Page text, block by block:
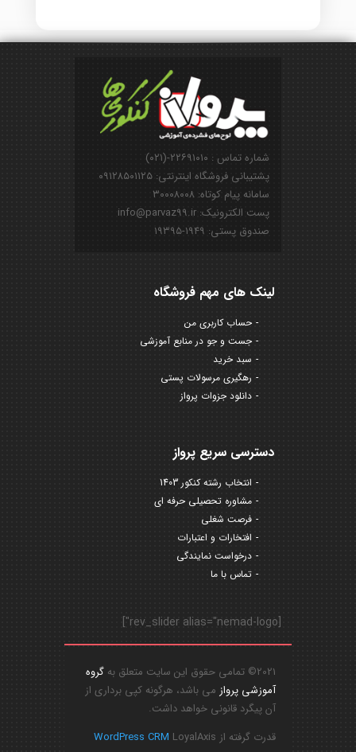
شماره تماس : ۲۲۶۹۱۰۱۰-(۰۲۱)
پشتیبانی فروشگاه اینترنتی: ۰۹۱۲۸۵۰۱۱۲۵
سامانه پیام کوتاه: ۳۰۰۰۸۰۰۸
پست الکترونیک: info@parvaz99.ir
صندوق پستی: ۱۹۴۹-۱۹۳۹۵
لینک های مهم فروشگاه
حساب کاربری من
جست و جو در منابع آموزشی
سبد خرید
رهگیری مرسولات پستی
دانلود جزوات پرواز
دسترسی سریع پرواز
انتخاب رشته کنکور 1403
مشاوره تحصیلی حرفه ای
فرصت شغلی
افتخارات و اعتبارات
درخواست نمایندگی
تماس با ما
[rev_slider alias="nemad-logo"]
2021© تمامی حقوق این سایت متعلق به
گروه
آموزشی پرواز می باشد، هرگونه کپی برداری از
آن پیگرد قانونی خواهد داشت.
قدرت گرفته از
WordPress CRM LoyalAxis